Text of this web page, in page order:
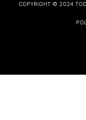
COPYRIGHT © 2024